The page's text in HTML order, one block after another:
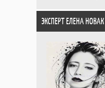
ЭКСПЕРТ ЕЛЕНА НОВАК